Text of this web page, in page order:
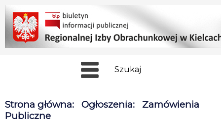
Szukaj
Strona główna: Ogłoszenia: Zamówienia
Publiczne